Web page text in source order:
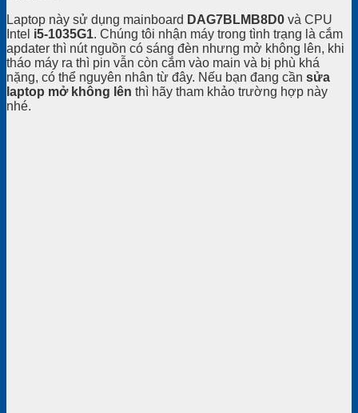
Laptop này sử dụng mainboard DAG7BLMB8D0 và CPU
Intel i5-1035G1. Chúng tôi nhận máy trong tình trạng là cắm
apdater thì nút nguồn có sáng đèn nhưng mở không lên, khi
tháo máy ra thì pin vẫn còn cắm vào main và bị phù khá
nặng, có thể nguyên nhân từ đây. Nếu bạn đang cần sửa
laptop mở không lên thì hãy tham khảo trường hợp này
nhé.